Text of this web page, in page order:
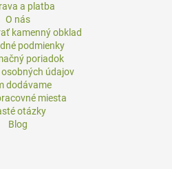
a platba
O nás
kamenný obklad
podmienky
poriadok
údajov
dodávame
miesta
otázky
Blog